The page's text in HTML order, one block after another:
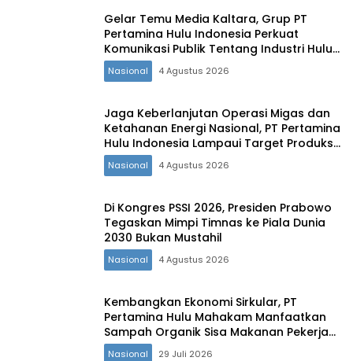
Gelar Temu Media Kaltara, Grup PT
Pertamina Hulu Indonesia Perkuat
Komunikasi Publik Tentang Industri Hulu
Migas
Nasional 4 Agustus 2026
Jaga Keberlanjutan Operasi Migas dan
Ketahanan Energi Nasional, PT Pertamina
Hulu Indonesia Lampaui Target Produksi
Semester I 2026‎
Nasional 4 Agustus 2026
Di Kongres PSSI 2026, Presiden Prabowo
Tegaskan Mimpi Timnas ke Piala Dunia
2030 Bukan Mustahil
Nasional 4 Agustus 2026
Kembangkan Ekonomi Sirkular, PT
Pertamina Hulu Mahakam Manfaatkan
Sampah Organik Sisa Makanan Pekerja
untuk Pakan Ternak Masyarakat
Nasional 29 Juli 2026